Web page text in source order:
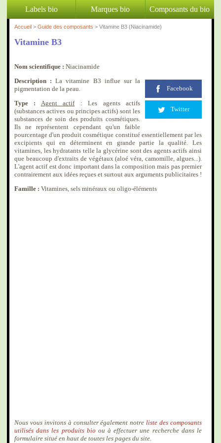
Labels bio Marques bio Composants du bio
Accueil > Guide des composants > Vitamine B3 (Niacinamide)
Vitamine B3
Nom scientifique : Niacinamide
Facebook
Twitter
Description : La vitamine B3 influe sur la
pigmentation de la peau.
Type :
Agent actif: Les agents actifs
(substances actives ou principes actifs) sont les
substances de soin des produits cosmétiques.
Ils ne représentent cependant qu'un faible
pourcentage d'un produit cosmétique constitué essentiellement par les
excipients qui en déterminent en grande partie la qualité. Les
vitamines, les hydratants telle la glycérine sont des agents actifs ainsi
que beaucoup d'extraits de végétaux (aloé véra, camomille, algues...).
L'agent actif est donc important dans la composition mais pas premier
contrairement aux idées reçues et surtout aux arguments publicitaires !
Famille : Vitamines, sels minéraux ou oligo-éléments
Nous vous invitons à consulter également notreliste des composants
utilisés dans les produits bio ou à effectuer une recherche dans le
formulaire situé en haut de toutes les pages du site.